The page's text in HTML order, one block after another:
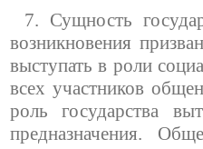
7. Сущность
возникновения
выступать в роли
всех участников
роль государства
предназначения.